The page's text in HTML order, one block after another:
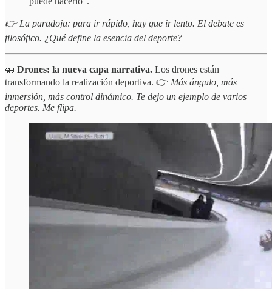
👉 La paradoja: para ir rápido, hay que ir lento. El debate es
filosófico. ¿Qué define la esencia del deporte?
🚁 Drones: la nueva capa narrativa. Los drones están
transformando la realización deportiva. 👉 Más ángulo, más
inmersión, más control dinámico. Te dejo un ejemplo de varios
deportes. Me flipa.